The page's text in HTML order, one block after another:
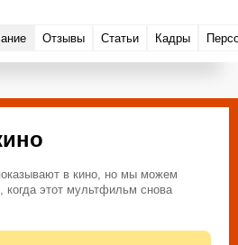
Отзывы Статьи Кадры
в кино, но мы можем
когда этот мультфильм снова